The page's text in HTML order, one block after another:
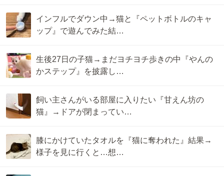
インフルでダウン中→猫と『ペットボトルのキャ
ップ』で遊んでみた結…
生後27日の子猫→まだヨチヨチ歩きの中『やんの
かステップ』を披露し…
飼い主さんがいる部屋に入りたい『甘えん坊の
猫』→ドアが閉まってい…
膝にかけていたタオルを『猫に奪われた』結果→
様子を見に行くと…想…